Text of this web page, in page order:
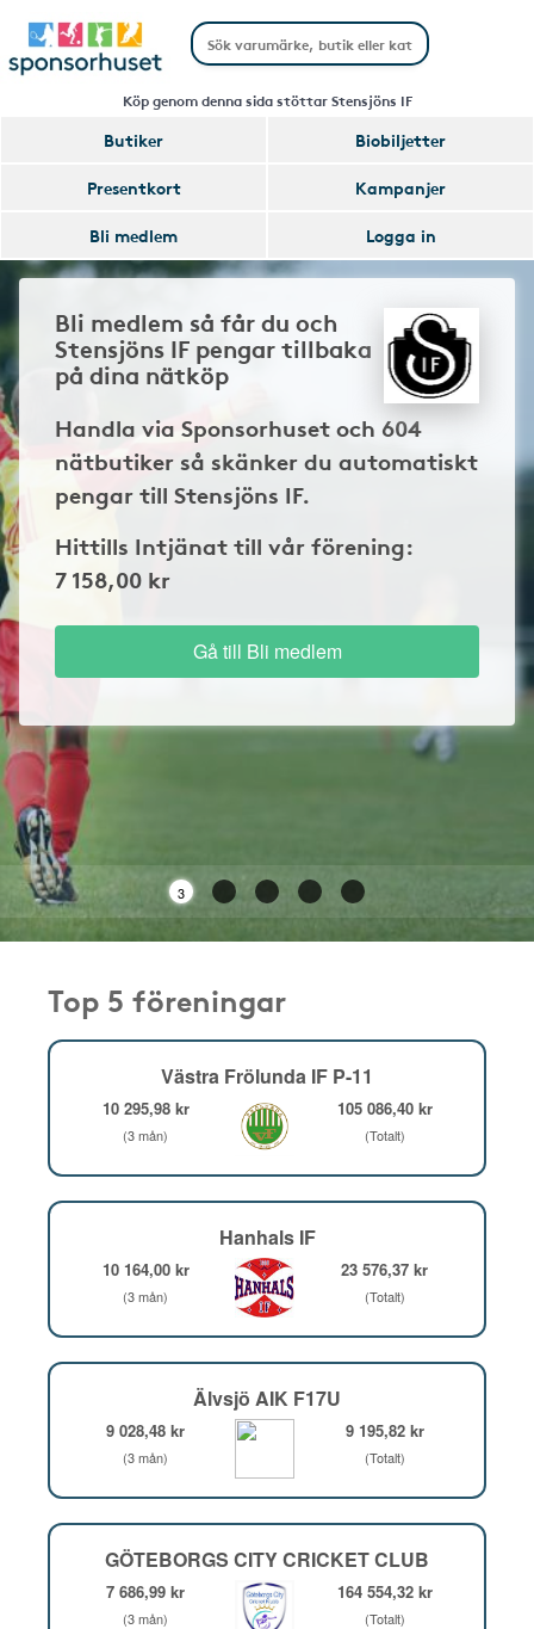
Köp genom denna sida stöttar Stensjöns IF
Butiker
Biobiljetter
Presentkort
Kampanjer
Bli medlem
Logga in
Bli medlem så får du och
Stensjöns IF pengar tillbaka
på dina nätköp
Handla via Sponsorhuset och 604
nätbutiker så skänker du automatiskt
pengar till Stensjöns IF.
Hittills Intjänat till vår förening:
7 158,00 kr
Gå till Bli medlem
3
Top 5 föreningar
Västra Frölunda IF P-11
10 295,98 kr
(3 mån)
105 086,40 kr
(Totalt)
Hanhals IF
10 164,00 kr
(3 mån)
23 576,37 kr
(Totalt)
Älvsjö AIK F17U
9 028,48 kr
(3 mån)
9 195,82 kr
(Totalt)
GÖTEBORGS CITY CRICKET CLUB
7 686,99 kr
(3 mån)
164 554,32 kr
(Totalt)